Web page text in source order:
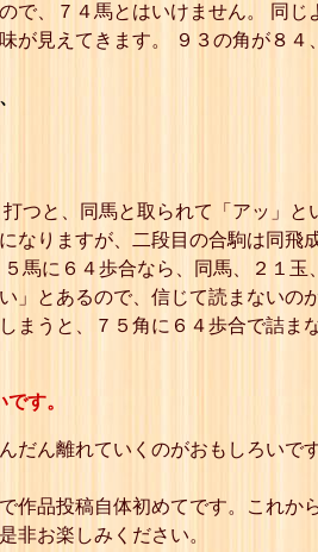
で、７４馬とはいけません。 同じ
が見えてきます。 ９３の角が８４
つと、同馬と取られて「アッ」と
なりますが、二段目の合駒は同
馬に６４歩合なら、同馬、２１玉
」とあるので、信じて読まないの
まうと、７５角に６４歩合で詰ま
す。
だん離れていくのがおもしろいで
作品投稿自体初めてです。これ
非お楽しみください。